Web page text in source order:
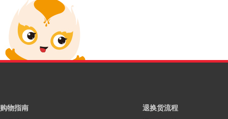
购物指南
退换货流程